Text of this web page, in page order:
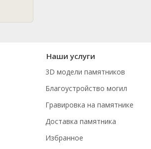
Наши услуги
3D модели памятников
Благоустройство могил
Гравировка на памятнике
Доставка памятника
Избранное